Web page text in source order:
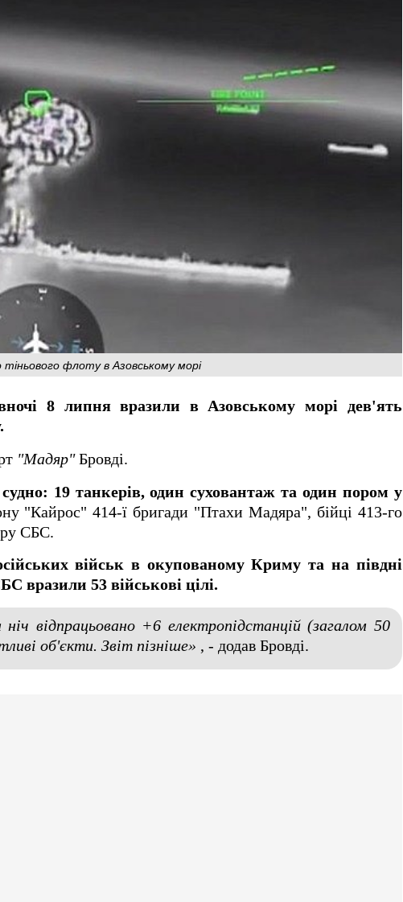
тіньового флоту в Азовському морі
8 липня вразили в Азовському морі дев'ять
"Мадяр"Бровді.
19 танкерів, один суховантаж та один пором у
"Кайрос" 414-ї бригади "Птахи Мадяра", бійці 413-го
СБС.
військ в окупованому Криму та на півдні
вразили 53 військові цілі.
відпрацьовано +6 електропідстанцій (загалом 50
об'єкти. Звіт пізніше» , - додав Бровді.